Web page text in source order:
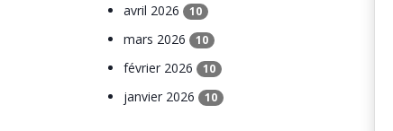
avril 2026 10
mars 2026 10
février 2026 10
janvier 2026 10